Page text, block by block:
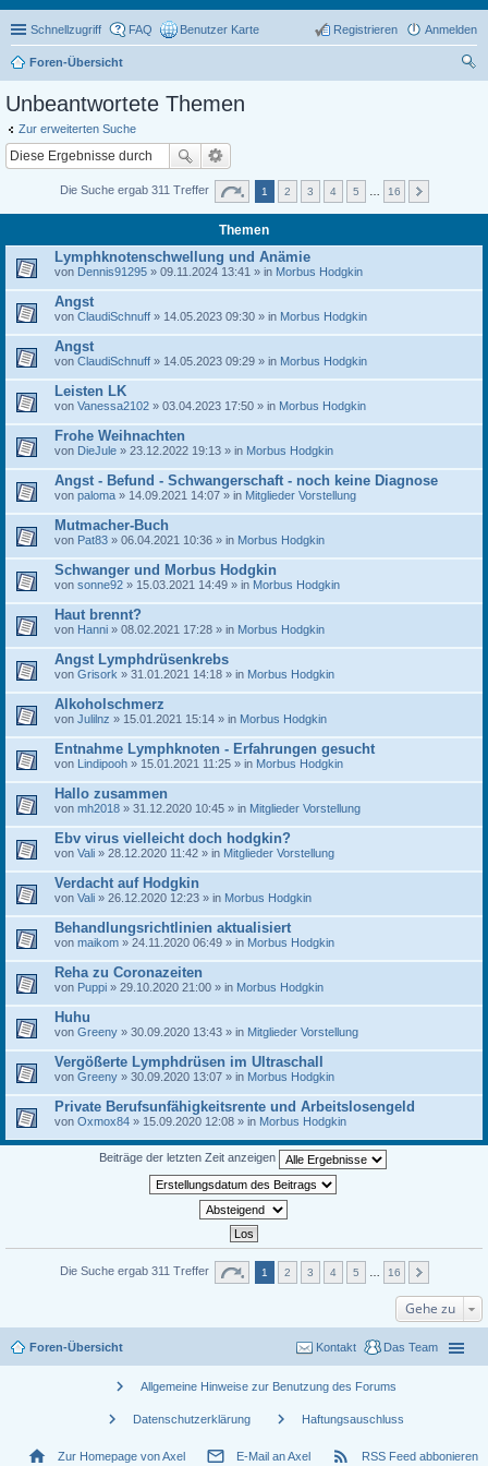
Schnellzugriff FAQ Benutzer Karte Anmelden
Registrieren
Foren-Übersicht
Unbeantwortete Themen
Zur erweiterten Suche
Die Suche ergab 311 Treffer 1 2 3 4 5 16
Themen
Lymphknotenschwellung und Anämie
von Dennis91295 » 09.11.2024 13:41 » in Morbus Hodgkin
Angst
von ClaudiSchnuff » 14.05.2023 09:30 » in Morbus Hodgkin
Angst
von ClaudiSchnuff » 14.05.2023 09:29 » in Morbus Hodgkin
Leisten LK
von Vanessa2102 » 03.04.2023 17:50 » in Morbus Hodgkin
Frohe Weihnachten
von DieJule » 23.12.2022 19:13 » in Morbus Hodgkin
Angst - Befund - Schwangerschaft - noch keine Diagnose
von paloma » 14.09.2021 14:07 » in Mitglieder Vorstellung
Mutmacher-Buch
von Pat83 » 06.04.2021 10:36 » in Morbus Hodgkin
Schwanger und Morbus Hodgkin
von sonne92 » 15.03.2021 14:49 » in Morbus Hodgkin
Haut brennt?
von Hanni » 08.02.2021 17:28 » in Morbus Hodgkin
Angst Lymphdrüsenkrebs
von Grisork » 31.01.2021 14:18 » in Morbus Hodgkin
Alkoholschmerz
von Julilnz » 15.01.2021 15:14 » in Morbus Hodgkin
Entnahme Lymphknoten - Erfahrungen gesucht
von Lindipooh » 15.01.2021 11:25 » in Morbus Hodgkin
Hallo zusammen
von mh2018 » 31.12.2020 10:45 » in Mitglieder Vorstellung
Ebv virus vielleicht doch hodgkin?
von Vali » 28.12.2020 11:42 » in Mitglieder Vorstellung
Verdacht auf Hodgkin
von Vali » 26.12.2020 12:23 » in Morbus Hodgkin
Behandlungsrichtlinien aktualisiert
von maikom » 24.11.2020 06:49 » in Morbus Hodgkin
Reha zu Coronazeiten
von Puppi » 29.10.2020 21:00 » in Morbus Hodgkin
Huhu
von Greeny » 30.09.2020 13:43 » in Mitglieder Vorstellung
Vergößerte Lymphdrüsen im Ultraschall
von Greeny » 30.09.2020 13:07 » in Morbus Hodgkin
Private Berufsunfähigkeitsrente und Arbeitslosengeld
von Oxmox84 » 15.09.2020 12:08 » in Morbus Hodgkin
Beiträge der letzten Zeit anzeigen
Die Suche ergab 311 Treffer 1 2 3 4 5 16
Gehe zu
Foren-Übersicht Das Team
Kontakt
chevron_right Allgemeine Hinweise zur Benutzung des Forums
chevron_right Datenschutzerklärung chevron_right Haftungsauschluss
home Zur Homepage von Axel mail_outline E-Mail an Axel rss_feed RSS Feed abbonieren